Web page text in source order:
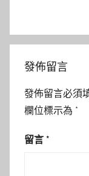
發佈留言
發佈留言必須
欄位標示為 *
留言 *